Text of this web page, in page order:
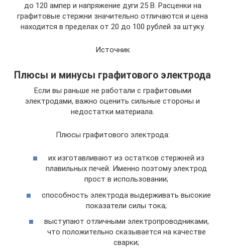
до 120 ампер и напряжение дуги 25 В. Расценки на
графитовые стержни значительно отличаются и цена
находится в пределах от 20 до 100 рублей за штуку.
Источник
Плюсы и минусы графитового электрода
Если вы раньше не работали с графитовыми
электродами, важно оценить сильные стороны и
недостатки материала.
Плюсы графитового электрода:
их изготавливают из остатков стержней из
плавильных печей. Именно поэтому электрод
прост в использовании;
способность электрода выдерживать высокие
показатели силы тока;
выступают отличными электропроводниками,
что положительно сказывается на качестве
сварки;